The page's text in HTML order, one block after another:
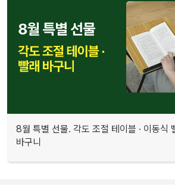
8월 특별 선물. 각도 조절 테이블 · 이동식
바구니